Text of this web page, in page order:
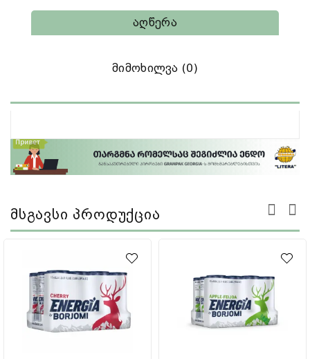
Აღწერა
Მიმოხილვა (0)
Მსგავსი Პროდუქცია